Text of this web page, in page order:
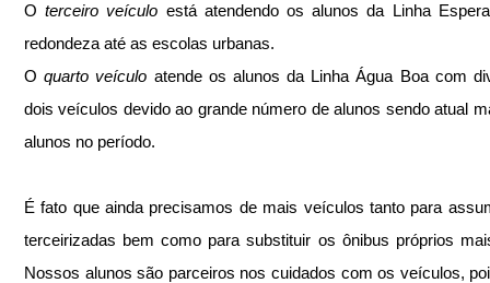
O terceiro veículo está atendendo os alunos da Linha
redondeza até as escolas urbanas.
O quarto veículo atende os alunos da Linha Água Boa com
dois veículos devido ao grande número de alunos sendo atual
alunos no período.
É fato que ainda precisamos de mais veículos tanto para
terceirizadas bem como para substituir os ônibus próprios
Nossos alunos são parceiros nos cuidados com os veículos,